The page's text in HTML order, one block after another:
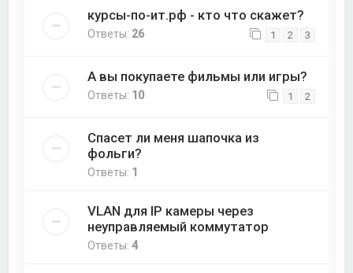
курсы-по-ит.рф - кто что скажет?
Ответы: 26 1 2 3
А вы покупаете фильмы или игры?
Ответы: 10 1 2
Спасет ли меня шапочка из
фольги?
Ответы: 1
VLAN для IP камеры через
неуправляемый коммутатор
Ответы:4